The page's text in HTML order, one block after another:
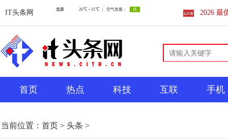
IT头条网 2026 最
首页 热点 科技 互联 手机
当前位置： 首页 > 头条 >